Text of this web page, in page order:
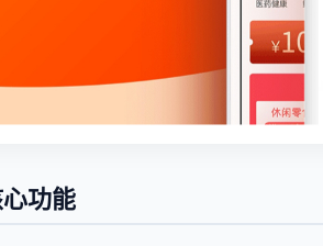
功能